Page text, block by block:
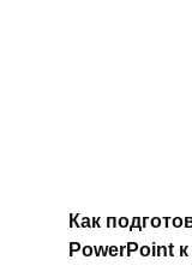
Как
PowerPoint